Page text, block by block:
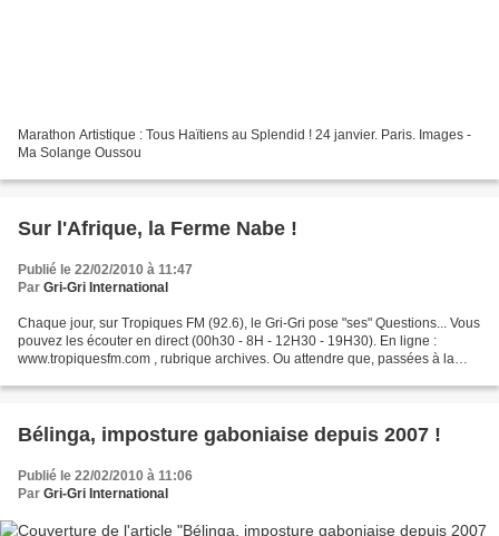
Marathon Artistique : Tous Haïtiens au Splendid ! 24 janvier. Paris. Images -
Ma Solange Oussou
Sur l'Afrique, la Ferme Nabe !
Publié le 22/02/2010 à 11:47
Par Gri-Gri International
Chaque jour, sur Tropiques FM (92.6), le Gri-Gri pose "ses" Questions... Vous
pouvez les écouter en direct (00h30 - 8H - 12H30 - 19H30). En ligne :
www.tropiquesfm.com , rubrique archives. Ou attendre que, passées à la
Bélinga, imposture gaboniaise depuis 2007 !
Publié le 22/02/2010 à 11:06
Par Gri-Gri International